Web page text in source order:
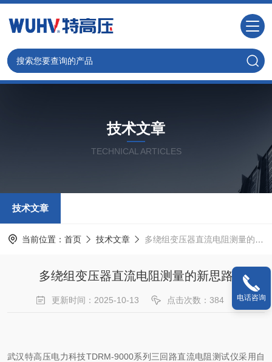
技术文章
TECHNICAL ARTICLES
技术文章
当前位置： 首页 技术文章 多绕组变压器直流电阻测量的新思路
多绕组变压器直流电阻测量的新思路
更新时间：2025-10-13 点击次数：384
武汉特高压电力科技TDRM-9000系列三回路直流电阻测试仪采用自
电话咨询